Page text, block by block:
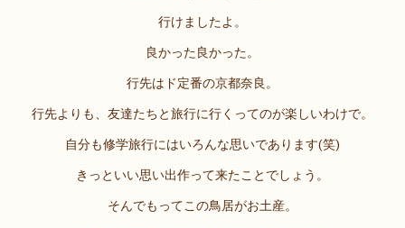
行けましたよ。
良かった良かった。
行先はド定番の京都奈良。
行先よりも、友達たちと旅行に行くってのが楽しいわけで。
自分も修学旅行にはいろんな思いであります(笑)
きっといい思い出作って来たことでしょう。
そんでもってこの鳥居がお土産。